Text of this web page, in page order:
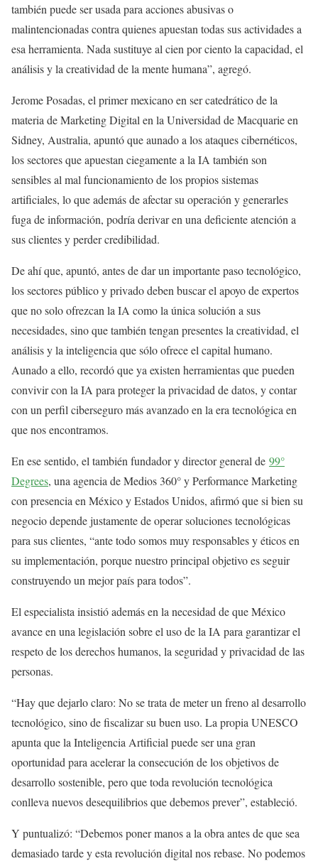
también puede ser usada para acciones abusivas o
malintencionadas contra quienes apuestan todas sus actividades a
esa herramienta. Nada sustituye al cien por ciento la capacidad, el
análisis y la creatividad de la mente humana”, agregó.
Jerome Posadas, el primer mexicano en ser catedrático de la
materia de Marketing Digital en la Universidad de Macquarie en
Sidney, Australia, apuntó que aunado a los ataques cibernéticos,
los sectores que apuestan ciegamente a la IA también son
sensibles al mal funcionamiento de los propios sistemas
artificiales, lo que además de afectar su operación y generarles
fuga de información, podría derivar en una deficiente atención a
sus clientes y perder credibilidad.
De ahí que, apuntó, antes de dar un importante paso tecnológico,
los sectores público y privado deben buscar el apoyo de expertos
que no solo ofrezcan la IA como la única solución a sus
necesidades, sino que también tengan presentes la creatividad, el
análisis y la inteligencia que sólo ofrece el capital humano.
Aunado a ello, recordó que ya existen herramientas que pueden
convivir con la IA para proteger la privacidad de datos, y contar
con un perfil ciberseguro más avanzado en la era tecnológica en
que nos encontramos.
En ese sentido, el también fundador y director general de 99°
Degrees, una agencia de Medios 360° y Performance Marketing
con presencia en México y Estados Unidos, afirmó que si bien su
negocio depende justamente de operar soluciones tecnológicas
para sus clientes, “ante todo somos muy responsables y éticos en
su implementación, porque nuestro principal objetivo es seguir
construyendo un mejor país para todos”.
El especialista insistió además en la necesidad de que México
avance en una legislación sobre el uso de la IA para garantizar el
respeto de los derechos humanos, la seguridad y privacidad de las
personas.
“Hay que dejarlo claro: No se trata de meter un freno al desarrollo
tecnológico, sino de fiscalizar su buen uso. La propia UNESCO
apunta que la Inteligencia Artificial puede ser una gran
oportunidad para acelerar la consecución de los objetivos de
desarrollo sostenible, pero que toda revolución tecnológica
conlleva nuevos desequilibrios que debemos prever”, estableció.
Y puntualizó: “Debemos poner manos a la obra antes de que sea
demasiado tarde y esta revolución digital nos rebase. No podemos